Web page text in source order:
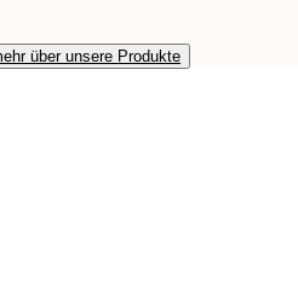
über unsere Produkte